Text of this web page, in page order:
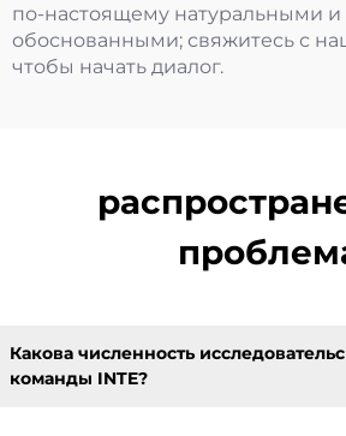
по-настоящему натуральными и
обоснованными; свяжитесь с
чтобы начать диалог.
Какова численность
команды INTE?